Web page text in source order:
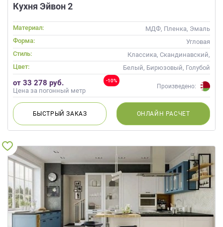
Кухня Эйвон 2
Материал:
МДФ, Пленка, Эмаль
Форма:
Угловая
Стиль:
Классика, Скандинавский,
Неоклассика
Цвет: Белый, Бирюзовый, Голубой
-10%
от 33 278 руб.
Цена за погонный метр
Произведено:
БЫСТРЫЙЗАКАЗ ОНЛАЙН РАСЧЕТ